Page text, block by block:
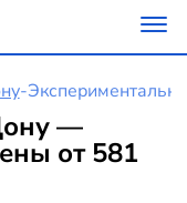
-
—
от 581